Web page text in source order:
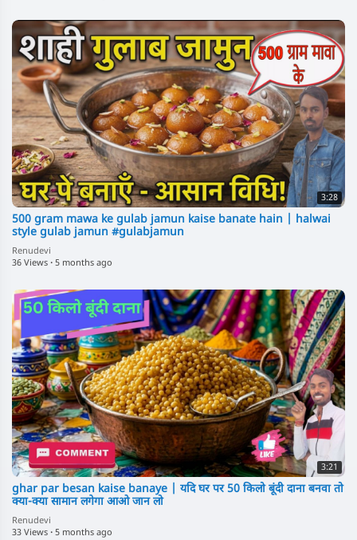
3:28
500 gram mawa ke gulab jamun kaise banate hain | halwai
style gulab jamun #gulabjamun
Renudevi
36 Views · 5 months ago
3:21
ghar par besan kaise banaye | यदि घर पर 50 किलो बूंदी दाना बनवा तो
क्या-क्या सामान लगेगा आओ जान लो
Renudevi
33 Views · 5 months ago